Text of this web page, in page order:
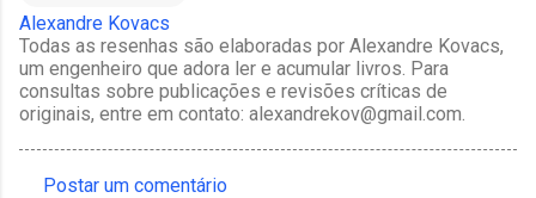
Alexandre Kovacs
Todas as resenhas são elaboradas por Alexandre Kovacs,
um engenheiro que adora ler e acumular livros. Para
consultas sobre publicações e revisões críticas de
originais, entre em contato: alexandrekov@gmail.com.
Postar um comentário